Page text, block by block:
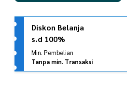
Diskon Belanja
s.d 100%
Min. Pembelian
Tanpa min. Transaksi